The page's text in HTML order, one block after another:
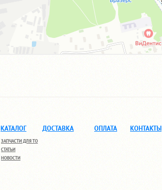
КАТАЛОГ
ЗАПЧАСТИ ДЛЯ ТО
СТАТЬИ
НОВОСТИ
ДОСТАВКА ОПЛАТА КОНТАКТЫ